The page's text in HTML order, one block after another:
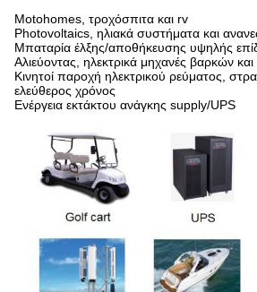
Motohomes, τροχόσπιτα και rv
Photovoltaics, ηλιακά συστήματα και
Μπαταρία έλξης/αποθήκευσης υψηλής
Αλιεύοντας, ηλεκτρικά μηχανές βαρκών
Κινητοί παροχή ηλεκτρικού ρεύματος,
ελεύθερος χρόνος
Ενέργεια εκτάκτου ανάγκης supply/UPS